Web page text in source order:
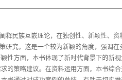
释民族互嵌理论，在独创性、新颖性、资
研究，这是一个较为新颖的角度，强调在
性方面，本书体现了新时代背景下的新
的策略建议。在资料运用方面，本书综